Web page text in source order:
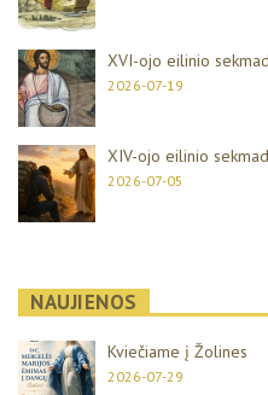
XVI-ojo eilinio
2026-07-19
XIV-ojo eilinio
2026-07-05
NAUJIENOS
Kviečiame į Žolines
2026-07-29